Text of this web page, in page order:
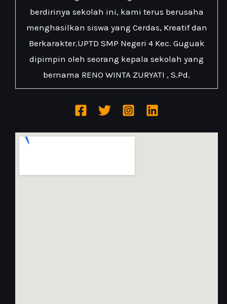
berdirinya sekolah ini, kami terus berusaha
menghasilkan siswa yang Cerdas, Kreatif dan
Berkarakter.UPTD SMP Negeri 4 Kec. Guguak
dipimpin oleh seorang kepala sekolah yang
bernama RENO WINTA ZURYATI , S.Pd.
FNF Huggy Wuggy Mod